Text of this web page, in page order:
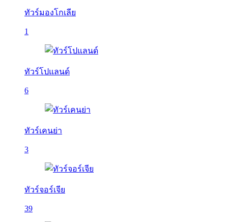
ทัวร์มองโกเลีย
1
ทัวร์โปแลนด์
6
ทัวร์เคนย่า
3
ทัวร์จอร์เจีย
39